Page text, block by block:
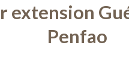
extension
Penfao